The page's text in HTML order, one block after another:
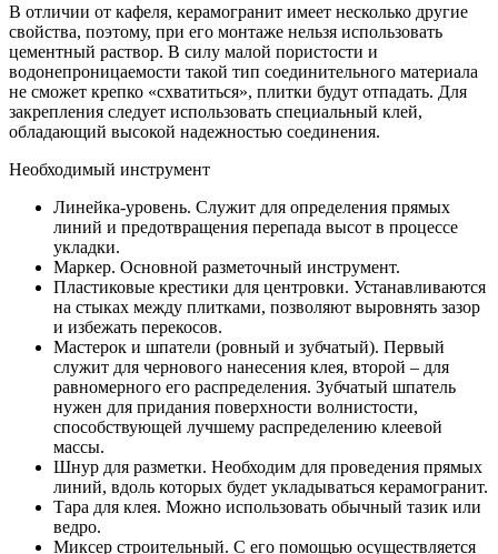
В отличии от кафеля, керамогранит имеет несколько другие
свойства, поэтому, при его монтаже нельзя использовать
цементный раствор. В силу малой пористости и
водонепроницаемости такой тип соединительного материала
не сможет крепко «схватиться», плитки будут отпадать. Для
закрепления следует использовать специальный клей,
обладающий высокой надежностью соединения.
Необходимый инструмент
Линейка-уровень. Служит для определения прямых
линий и предотвращения перепада высот в процессе
укладки.
Маркер. Основной разметочный инструмент.
Пластиковые крестики для центровки. Устанавливаются
на стыках между плитками, позволяют выровнять зазор
и избежать перекосов.
Мастерок и шпатели (ровный и зубчатый). Первый
служит для чернового нанесения клея, второй – для
равномерного его распределения. Зубчатый шпатель
нужен для придания поверхности волнистости,
способствующей лучшему распределению клеевой
массы.
Шнур для разметки. Необходим для проведения прямых
линий, вдоль которых будет укладываться керамогранит.
Тара для клея. Можно использовать обычный тазик или
ведро.
Миксер строительный. С его помощью осуществляется